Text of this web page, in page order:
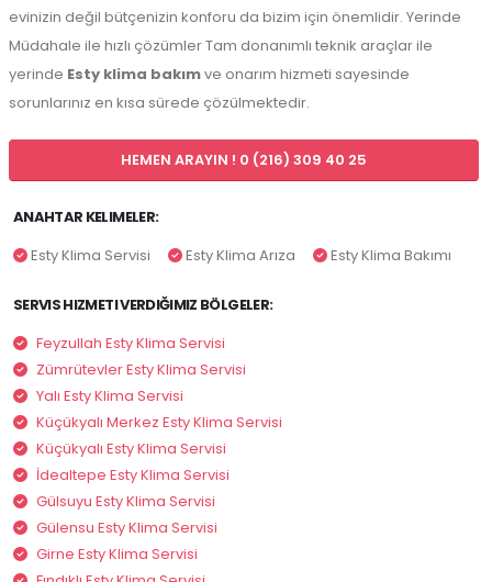
evinizin değil bütçenizin konforu da bizim için önemlidir. Yerinde
Müdahale ile hızlı çözümler Tam donanımlı teknik araçlar ile
yerinde Esty klima bakımve onarım hizmeti sayesinde
sorunlarınız en kısa sürede çözülmektedir.
HEMEN ARAYIN ! 0 (216) 309 40 25
ANAHTAR KELIMELER:
Esty Klima Servisi
Esty Klima Arıza Esty Klima Bakımı
SERVIS HIZMETI VERDIĞIMIZ BÖLGELER:
Feyzullah Esty Klima Servisi
Zümrütevler Esty Klima Servisi
Yalı Esty Klima Servisi
Küçükyalı Merkez Esty Klima Servisi
Küçükyalı Esty Klima Servisi
İdealtepe Esty Klima Servisi
Gülsuyu Esty Klima Servisi
Gülensu Esty Klima Servisi
Girne Esty Klima Servisi